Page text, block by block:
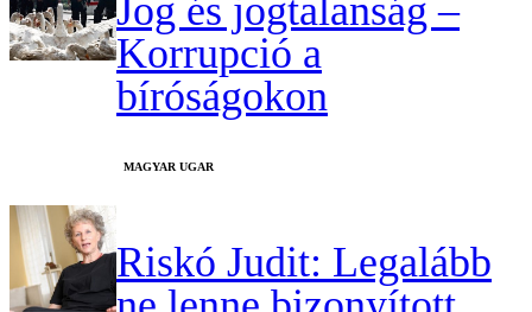
Jog és jogtalanság –
Korrupció a
bíróságokon
MAGYAR UGAR
Riskó Judit: Legalább